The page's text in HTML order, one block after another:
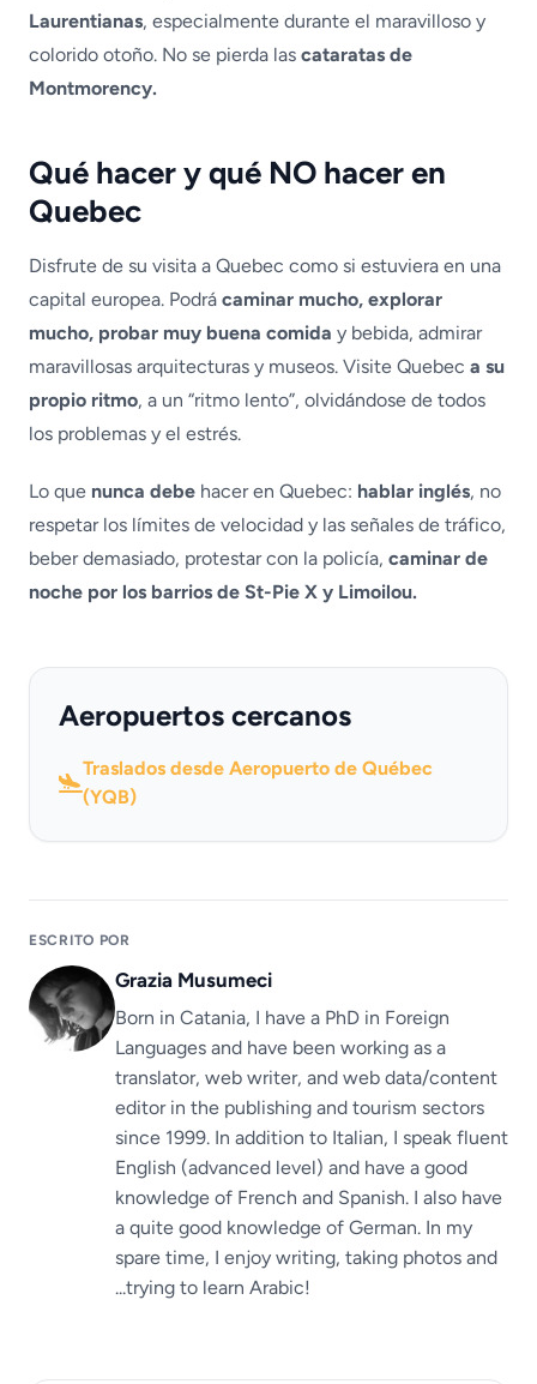
Laurentianas, especialmente durante el maravilloso y
colorido otoño. No se pierda las cataratas de
Montmorency.
Qué hacer y qué NO hacer en
Quebec
Disfrute de su visita a Quebec como si estuviera en una
capital europea. Podrá caminar mucho, explorar
mucho, probar muy buena comida y bebida, admirar
maravillosas arquitecturas y museos. Visite Quebec a su
propio ritmo, a un “ritmo lento”, olvidándose de todos
los problemas y el estrés.
Lo que nunca debe hacer en Quebec: hablar inglés, no
respetar los límites de velocidad y las señales de tráfico,
beber demasiado, protestar con la policía, caminar de
noche por los barrios de St-Pie X y Limoilou.
Aeropuertos cercanos
Traslados desde Aeropuerto de Québec
(YQB)
ESCRITO POR
Grazia Musumeci
Born in Catania, I have a PhD in Foreign
Languages ​​and have been working as a
translator, web writer, and web data/content
editor in the publishing and tourism sectors
since 1999. In addition to Italian, I speak fluent
English (advanced level) and have a good
knowledge of French and Spanish. I also have
a quite good knowledge of German. In my
spare time, I enjoy writing, taking photos and
...trying to learn Arabic!